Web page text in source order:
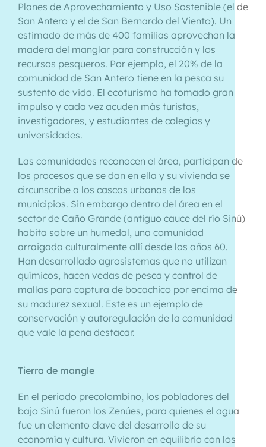
Planes de Aprovechamiento y Uso Sostenible (el de
San Antero y el de San Bernardo del Viento). Un
estimado de más de 400 familias aprovechan la
madera del manglar para construcción y los
recursos pesqueros. Por ejemplo, el 20% de la
comunidad de San Antero tiene en la pesca su
sustento de vida. El ecoturismo ha tomado gran
impulso y cada vez acuden más turistas,
investigadores, y estudiantes de colegios y
universidades.
Las comunidades reconocen el área, participan de
los procesos que se dan en ella y su vivienda se
circunscribe a los cascos urbanos de los
municipios. Sin embargo dentro del área en el
sector de Caño Grande (antiguo cauce del río Sinú)
habita sobre un humedal, una comunidad
arraigada culturalmente allí desde los años 60.
Han desarrollado agrosistemas que no utilizan
químicos, hacen vedas de pesca y control de
mallas para captura de bocachico por encima de
su madurez sexual. Este es un ejemplo de
conservación y autoregulación de la comunidad
que vale la pena destacar.
Tierra de mangle
En el periodo precolombino, los pobladores del
bajo Sinú fueron los Zenúes, para quienes el agua
fue un elemento clave del desarrollo de su
economía y cultura. Vivieron en equilibrio con los